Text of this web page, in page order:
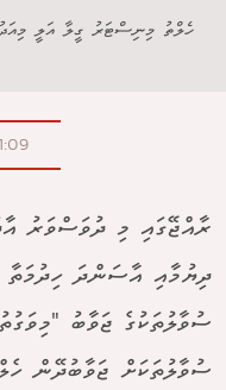
ހެލްތު މިނިސްޓަރު ގީލާ އަލީ
ރާއްޖޭގައި މި ދުވަސްވަރު
ދިޔުމާއި އާސަންދަ ހިދުމަތާ
ސުވާލުތަކުގެ ޖަވާބު
ސުވާލުތަކަށް ޖަވާބުދޭން